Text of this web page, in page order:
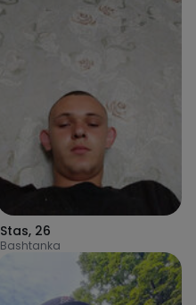
Stas, 26
Bashtanka